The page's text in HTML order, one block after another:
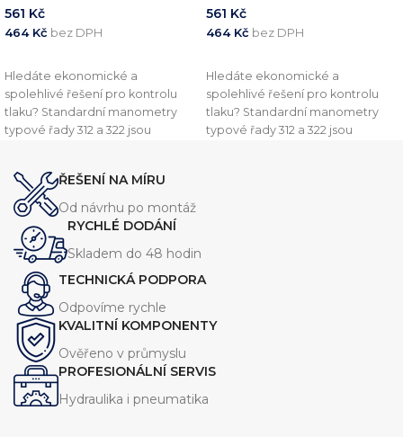
561 Kč
464 Kč bez DPH
Hledáte ekonomické a
spolehlivé řešení pro kontrolu
tlaku? Standardní manometry
typové řady 312 a 322 jsou
přesnost a shodu s evropskými
standardy. Tyto přístroje jsou
plně v souladu s normou EN837-1
561 Kč
464 Kč bez DPH
Hledáte ekonomické a
spolehlivé řešení pro kontrolu
tlaku? Standardní manometry
typové řady 312 a 322 jsou
ŘEŠENÍ NA MÍRU
Od návrhu po montáž
RYCHLÉ DODÁNÍ
Skladem do 48 hodin
TECHNICKÁ PODPORA
Odpovíme rychle
KVALITNÍ KOMPONENTY
Ověřeno v průmyslu
PROFESIONÁLNÍ SERVIS
Hydraulika i pneumatika